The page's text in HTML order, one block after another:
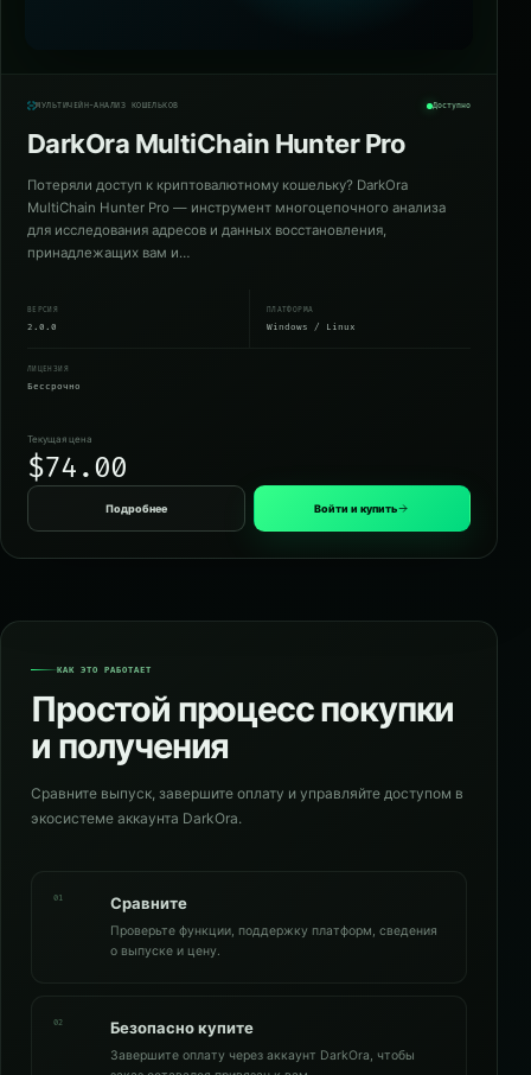
МУЛЬТИЧЕЙН-АНАЛИЗ КОШЕЛЬКОВ Доступно
DarkOra MultiChain Hunter Pro
Потеряли доступ к криптовалютному кошельку? DarkOra
MultiChain Hunter Pro — инструмент многоцепочного анализа
для исследования адресов и данных восстановления,
принадлежащих вам и…
ВЕРСИЯ
2.0.0
ПЛАТФОРМА
Windows / Linux
ЛИЦЕНЗИЯ
Бессрочно
Текущая цена
$74.00
Подробнее Войти и купить
КАК ЭТО РАБОТАЕТ
Простой процесс покупки
и получения
Сравните выпуск, завершите оплату и управляйте доступом в
экосистеме аккаунта DarkOra.
01 Сравните
Проверьте функции, поддержку платформ, сведения
о выпуске и цену.
02 Безопасно купите
Завершите оплату через аккаунт DarkOra, чтобы